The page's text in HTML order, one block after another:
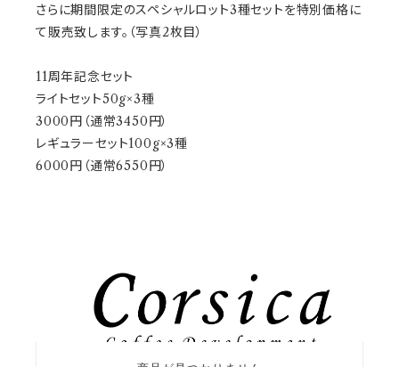
さらに期間限定のスペシャルロット3種セットを特別価格に
て販売致します。（写真2枚目）
11周年記念セット
ライトセット50g×3種
3000円（通常3450円）
レギュラーセット100g×3種
6000円（通常6550円）